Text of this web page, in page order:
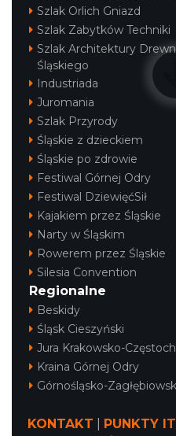
Szlak Orlich Gniazd
Szlak Zabytków Techniki
Szlak Architektury
Śląskiego
Industriada
Juromania
Szlak Przyrody
Śląskie z dzieckiem
Śląskie po zdrowie
Festiwal Górnej Odry
Festiwal DziewięćSił
Kajakiem przez Śląskie
Narty w Śląskim
Rowerem przez Śląskie
Silesia Convention
Regionalne
Beskidy
Śląsk Cieszyński
Jura Krakowsko-
Kraina Górnej Odry
Górnośląsko-
KONTAKT PUNKTY IT